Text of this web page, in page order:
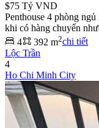
$75 Tỷ VND
Penthouse 4 phòng
khi có hàng chuyển
4
392 m2chi tiết
Lộc Trần
4
Ho Chi Minh City